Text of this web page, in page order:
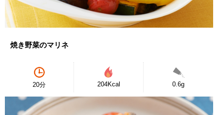
焼き野菜のマリネ
20分 204Kcal 0.6g